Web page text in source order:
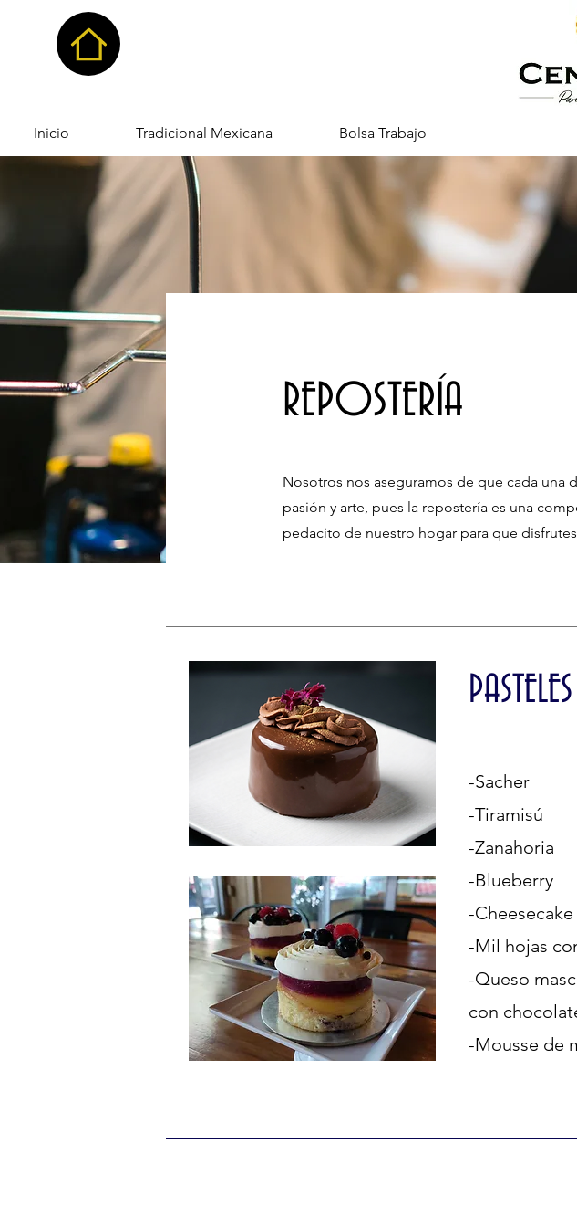
Inicio Tradicional Mexicana Bolsa Trabajo
REPOSTERÍA
Nosotros nos aseguramos de que cada una
pasión y arte, pues la repostería es una
pedacito de nuestro hogar para que
PASTELES
-Sacher
-Tiramisú
-Zanahoria
-Blueberry
-Cheesecake
-Mil hojas
-Queso
con
-Mousse de